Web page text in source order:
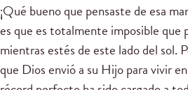
¡Qué bueno que pensaste de esa
es que es totalmente imposible que
mientras estés de este lado del sol.
que Dios envió a su Hijo para vivir